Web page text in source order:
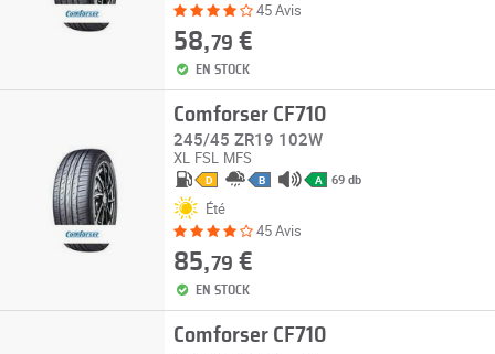
45 Avis
58,79 €
EN STOCK
Comforser CF710
245/45 ZR19 102W
XL FSL MFS
D B A 69 db
Été
45 Avis
85,79 €
EN STOCK
Comforser CF710